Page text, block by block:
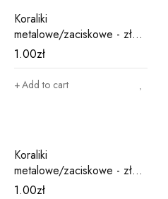
Koraliki
metalowe/zaciskowe - złote
M11
1.00zł
Add to cart
Koraliki
metalowe/zaciskowe - złote
M20
1.00zł